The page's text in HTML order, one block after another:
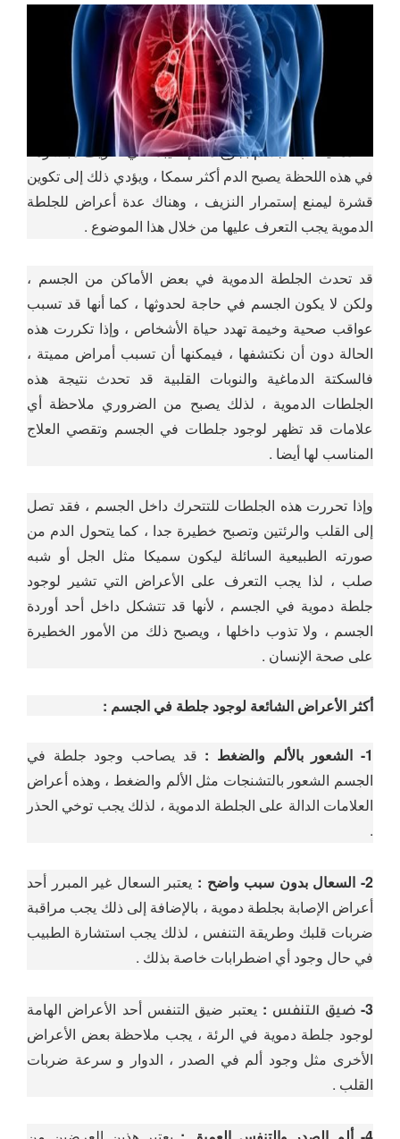
2021/04/26
علامات تحذيرية لوجود جلطة
دموية في الجسم
تعتبر الجلطة الدموية أحد آليات الدفاع عن جسم الإنسان ،
فعندما يصاب الجسم بجرح ما فإنه يبدء في النزيف مباشرة ،
في هذه اللحظة يصبح الدم أكثر سمكا ، ويؤدي ذلك إلى تكوين
قشرة ليمنع إستمرار النزيف ، وهناك عدة أعراض للجلطة
الدموية يجب التعرف عليها من خلال هذا الموضوع .
قد تحدث الجلطة الدموية في بعض الأماكن من الجسم ،
ولكن لا يكون الجسم في حاجة لحدوثها ، كما أنها قد تسبب
عواقب صحية وخيمة تهدد حياة الأشخاص ، وإذا تكررت هذه
الحالة دون أن نكتشفها ، فيمكنها أن تسبب أمراض مميتة ،
فالسكتة الدماغية والنوبات القلبية قد تحدث نتيجة هذه
الجلطات الدموية ، لذلك يصبح من الضروري ملاحظة أي
علامات قد تظهر لوجود جلطات في الجسم وتقصي العلاج
المناسب لها أيضا .
وإذا تحررت هذه الجلطات للتتحرك داخل الجسم ، فقد تصل
إلى القلب والرئتين وتصبح خطيرة جدا ، كما يتحول الدم من
صورته الطبيعية السائلة ليكون سميكا مثل الجل أو شبه
صلب ، لذا يجب التعرف على الأعراض التي تشير لوجود
جلطة دموية في الجسم ، لأنها قد تتشكل داخل أحد أوردة
الجسم ، ولا تذوب داخلها ، ويصبح ذلك من الأمور الخطيرة
على صحة الإنسان .
أكثر الأعراض الشائعة لوجود جلطة في الجسم :
1- الشعور بالألم والضغط :
قد يصاحب وجود جلطة في
الجسم الشعور بالتشنجات مثل الألم والضغط ، وهذه أعراض
العلامات الدالة على الجلطة الدموية ، لذلك يجب توخي الحذر
.
2- السعال بدون سبب واضح :
يعتبر السعال غير المبرر أحد
أعراض الإصابة بجلطة دموية ، بالإضافة إلى ذلك يجب مراقبة
ضربات قلبك وطريقة التنفس ، لذلك يجب استشارة الطبيب
في حال وجود أي اضطرابات خاصة بذلك .
3- ضيق التنفس : يعتبر ضيق التنفس أحد الأعراض الهامة
لوجود جلطة دموية في الرئة ، يجب ملاحظة بعض الأعراض
الأخرى مثل وجود ألم في الصدر ، الدوار و سرعة ضربات
القلب .